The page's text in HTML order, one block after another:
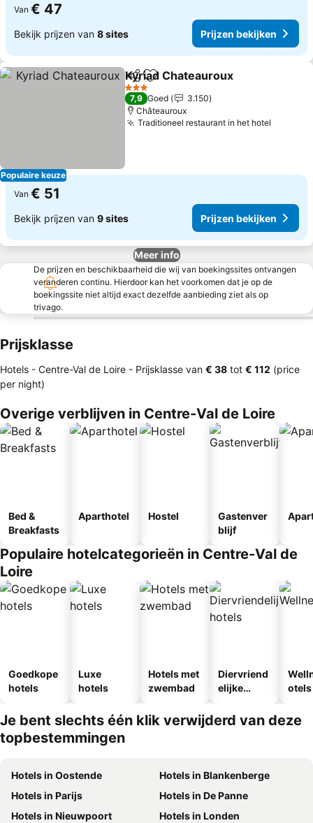
Van € 47
Bekijk prijzen van 8 sites Prijzen bekijken
Populaire keuze
DelenToevoegen aan favorieten
Kyriad Chateauroux
3 Sterren
7,9 Goed
3.150
Châteauroux
Traditioneel restaurant in het hotel
Van € 51
Bekijk prijzen van 9 sites Prijzen bekijken
Meer info
De prijzen en beschikbaarheid die wij van boekingssites ontvangen
veranderen continu. Hierdoor kan het voorkomen dat je op de
boekingssite niet altijd exact dezelfde aanbieding ziet als op
trivago.
Prijsklasse
Hotels - Centre-Val de Loire - Prijsklasse van ‎€ 38 tot ‎€ 112 (price
per night)
Overige verblijven in Centre-Val de Loire
Bed &
Breakfasts
Aparthotel Hostel
Gastenver
blijf
Populaire hotelcategorieën in Centre-Val de
Loire
Goedkope
hotels
Luxe
hotels
Hotels met
zwembad
Diervriend
elijke
otels
Je bent slechts één klik verwijderd van deze
topbestemmingen
Hotels in Oostende
Hotels in Blankenberge
Hotels in Parijs
Hotels in De Panne
Hotels in Nieuwpoort
Hotels in Londen